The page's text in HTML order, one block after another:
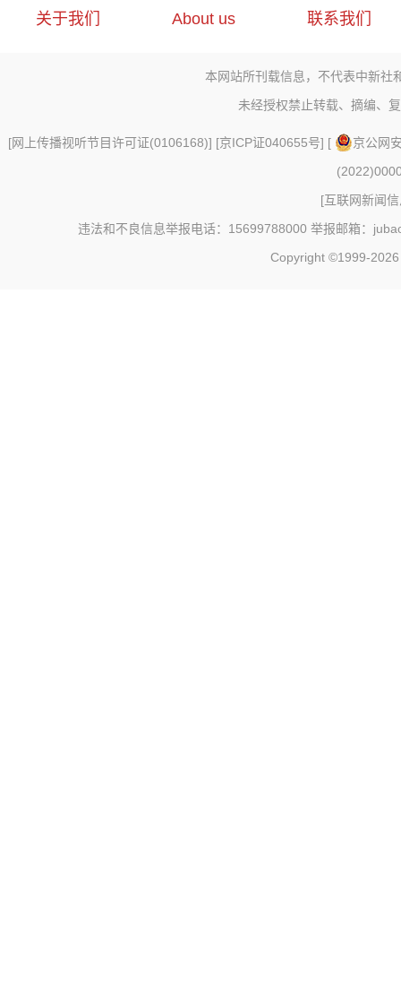
关于我们 About us 联系我们
本网站所刊载信息，不代表中新社
未经授权禁止转载、摘编、
[网上传播视听节目许可证(0106168)] [京ICP证040655号] [
京公网
[互联网新闻
违法和不良信息举报电话：15699788000 举报邮箱：
Copyright ©1999-